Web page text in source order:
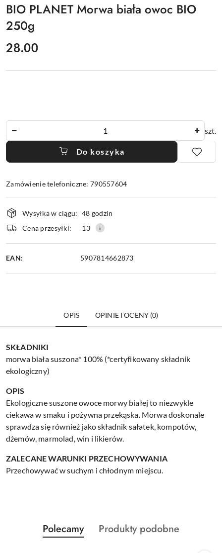
BIO PLANET Morwa biała owoc BIO
250g
cena:
28.00
szt.
Do koszyka
Zamówienie telefoniczne: 790557604
Dostępność
i
dostawa
Wysyłka w ciągu: 48 godzin
Cena przesyłki:
13
EAN: 5907814662873
OPIS OPINIE I OCENY (0)
SKŁADNIKI
morwa biała suszona* 100% (*certyfikowany składnik
ekologiczny)
OPIS
Ekologiczne suszone owoce morwy białej to niezwykle
ciekawa w smaku i pożywna przekąska. Morwa doskonale
sprawdza się również jako składnik sałatek, kompotów,
dżemów, marmolad, win i likierów.
ZALECANE WARUNKI PRZECHOWYWANIA
Przechowywać w suchym i chłodnym miejscu.
Pomiń karuzelę produktów
Produkty
o
Polecamy
Produkty
Produkty podobne